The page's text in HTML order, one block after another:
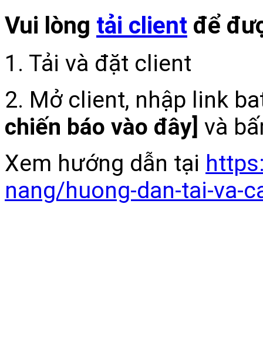
Vui lòng tải client để
1. Tải và đặt client
2. Mở client, nhập link
chiến báo vào đây] và
Xem hướng dẫn tại
nang/huong-dan-tai-va-